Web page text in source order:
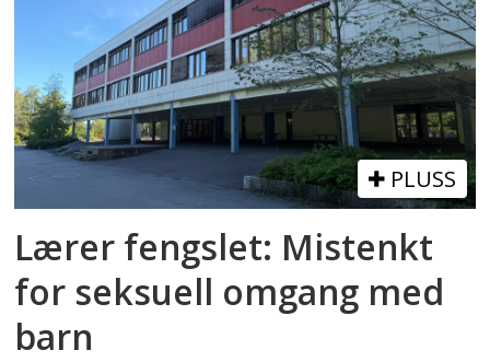
PLUSS
Lærer fengslet: Mistenkt
for seksuell omgang med
barn